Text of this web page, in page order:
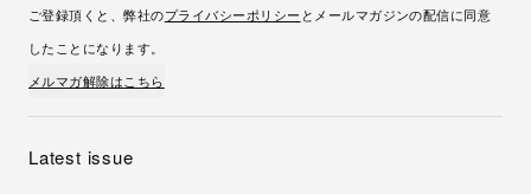
ご登録頂くと、弊社のプライバシーポリシー とメールマガジンの配信に同意
したことになります。
メルマガ解除はこちら
Latest issue